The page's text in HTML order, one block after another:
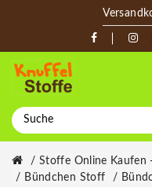
Stoffe Online Kaufen
Bündchen Stoff